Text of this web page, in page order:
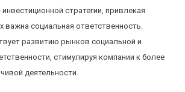
стратегии, привлекая
социальная ответственность.
развитию рынков социальной и
стимулируя компании к более
деятельности.